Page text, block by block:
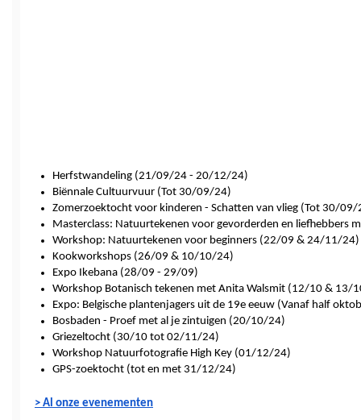
Herfstwandeling (21/09/24 - 20/12/24)
Biënnale Cultuurvuur (Tot 30/09/24)
Zomerzoektocht voor kinderen - Schatten van vlieg (Tot 30/09/
Masterclass: Natuurtekenen voor gevorderden en
Workshop: Natuurtekenen voor beginners (22/09 & 24/11/24)
Kookworkshops (26/09 & 10/10/24)
Expo Ikebana (28/09 - 29/09)
Workshop Botanisch tekenen met Anita Walsmit (12/10 & 13/
Expo: Belgische plantenjagers uit de 19e eeuw (Vanaf half
Bosbaden - Proef met al je zintuigen (20/10/24)
Griezeltocht (30/10 tot 02/11/24)
Workshop Natuurfotografie High Key (01/12/24)
GPS-zoektocht (tot en met 31/12/24)
> Al onze evenementen